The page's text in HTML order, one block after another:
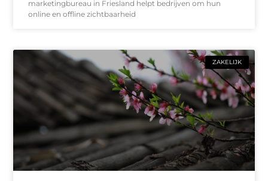
marketingbureau in Friesland helpt bedrijven om hun
online en offline zichtbaarheid
ZAKELIJK